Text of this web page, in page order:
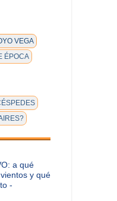
VEGA
ÉPOCA
a qué
y qué
-